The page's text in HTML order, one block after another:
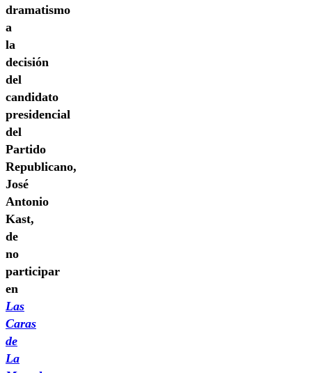
dramatismo
a
la
decisión
del
candidato
presidencial
del
Partido
Republicano,
José
Antonio
Kast,
de
no
participar
en
Las
Caras
de
La